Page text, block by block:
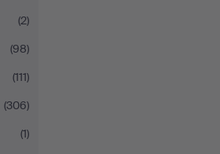
(2)
(98)
(111)
(306)
(1)